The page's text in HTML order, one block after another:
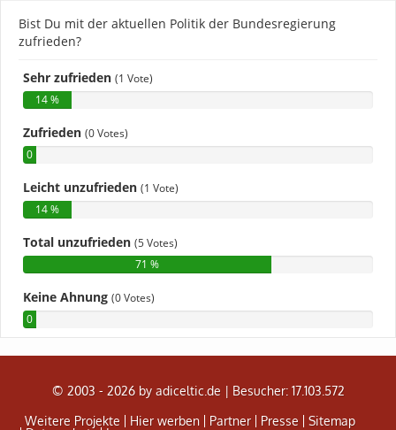
© 2003 - 2026 by adiceltic.de | Besucher: 17.103.572
Weitere Projekte
Hier werben Partner Presse
Sitemap